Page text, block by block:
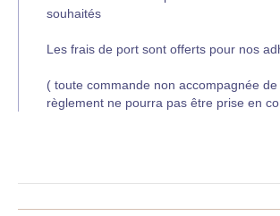
souhaités
Les frais de port sont offerts pour nos
( toute commande non accompagnée de
règlement ne pourra pas être prise en